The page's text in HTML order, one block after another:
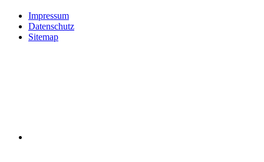
Impressum
Datenschutz
Sitemap